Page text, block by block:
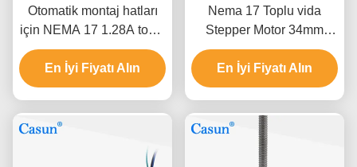
Otomatik montaj hatları
için NEMA 17 1.28A toplu
vidalı adım motoru
En İyi Fiyatı Alın
Nema 17 Toplu vida
Stepper Motor 34mm
bady 0.32Nm CNC 3D
yazıcı için 4 kurşun
En İyi Fiyatı Alın